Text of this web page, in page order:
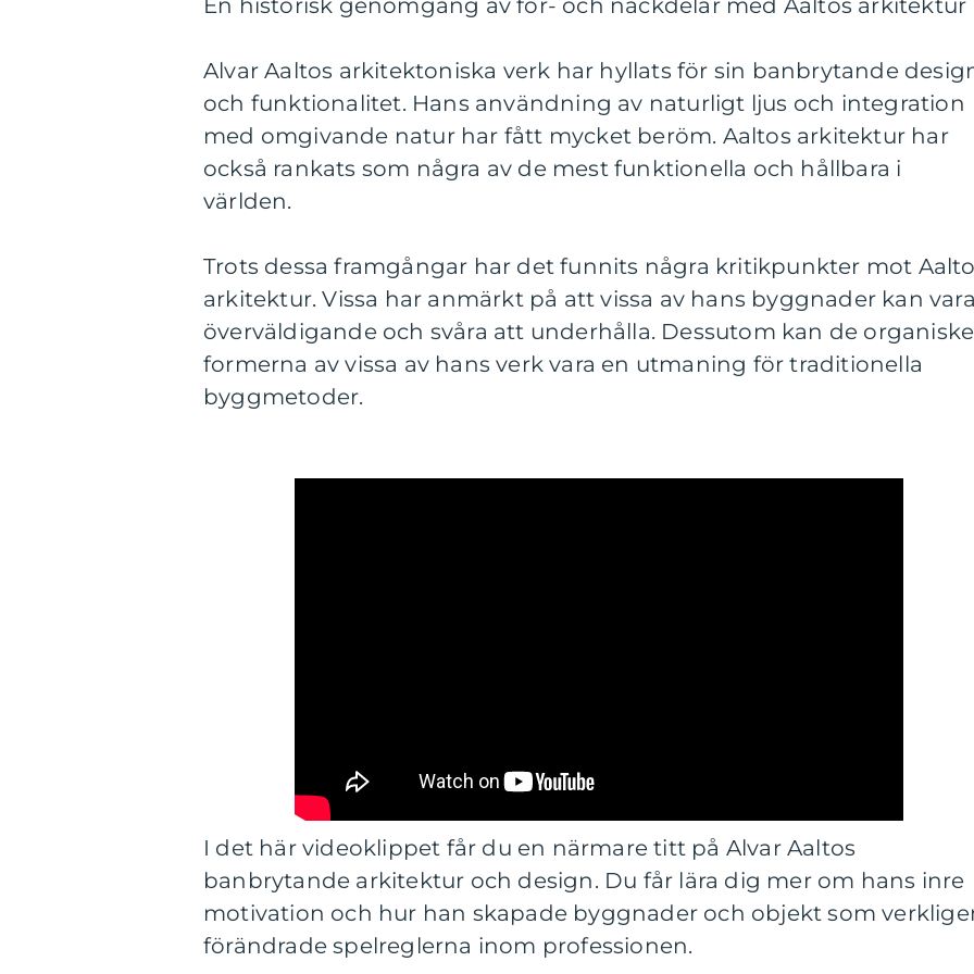
Alvar Aaltos arkitektoniska verk har hyllats för sin banbrytande
och funktionalitet. Hans användning av naturligt ljus och integration
med omgivande natur har fått mycket beröm. Aaltos arkitektur har
också rankats som några av de mest funktionella och hållbara i
världen.
Trots dessa framgångar har det funnits några kritikpunkter mot
arkitektur. Vissa har anmärkt på att vissa av hans byggnader kan vara
överväldigande och svåra att underhålla. Dessutom kan de organiske
formerna av vissa av hans verk vara en utmaning för traditionella
byggmetoder.
I det här videoklippet får du en närmare titt på Alvar Aaltos
banbrytande arkitektur och design. Du får lära dig mer om hans inre
motivation och hur han skapade byggnader och objekt som
förändrade spelreglerna inom professionen.